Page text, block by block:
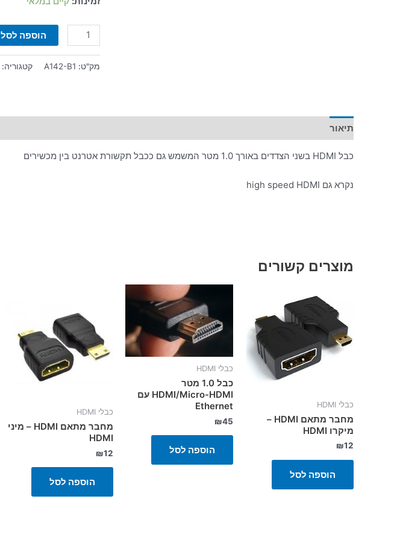
הוספה לסל
מק"ט: A142-B1 קטגוריה:
תיאור
כבל HDMI בשני הצדדים באורך 1.0 מטר המשמש גם ככבל תקשורת אטרנט בין מכשירים
נקרא גם high speed HDMI
מוצרים קשורים
כבלי HDMI
מחבר מתאם HDMI –
מיקרו HDMI
₪12
הוספה לסל
כבלי HDMI
כבל 1.0 מטר
HDMI/Micro-HDMI עם
Ethernet
₪45
הוספה לסל
כבלי HDMI
מחבר מתאם HDMI – מיני
HDMI
₪12
הוספה לסל